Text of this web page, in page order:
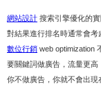
網站設計 搜索引擎優化的
對結果進行排名時通常會
數位行銷 web optimization
要關鍵詞做廣告，流量更
你不做廣告，你就不會出